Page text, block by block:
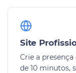
Site
Crie a
de 10 minutos,